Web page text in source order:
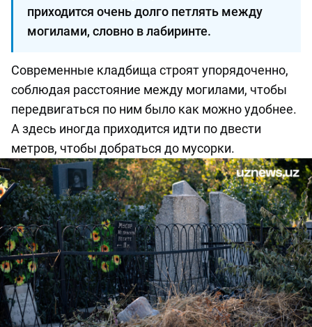
приходится очень долго петлять между
могилами, словно в лабиринте.
Современные кладбища строят упорядоченно,
соблюдая расстояние между могилами, чтобы
передвигаться по ним было как можно удобнее.
А здесь иногда приходится идти по двести
метров, чтобы добраться до мусорки.